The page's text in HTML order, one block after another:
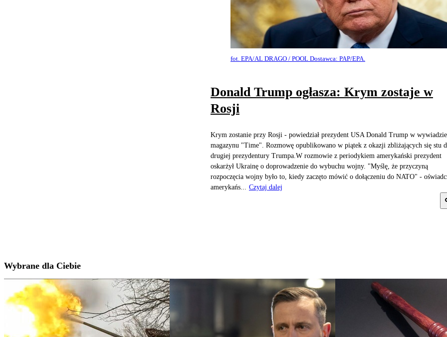
fot. EPA/AL DRAGO / POOL Dostawca: PAP/EPA.
Donald Trump ogłasza: Krym zostaje w
Rosji
Krym zostanie przy Rosji - powiedział prezydent USA Donald Trump w
magazynu "Time". Rozmowę opublikowano w piątek z okazji zbliżających się stu
drugiej prezydentury Trumpa.W rozmowie z periodykiem amerykański prezydent
oskarżył Ukrainę o doprowadzenie do wybuchu wojny. "Myślę, że przyczyną
rozpoczęcia wojny było to, kiedy zaczęto mówić o dołączeniu do NATO" -
amerykańs...
Czytaj dalej
Wybrane dla Ciebie